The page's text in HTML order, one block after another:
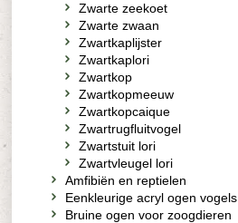
Zwarte zeekoet
Zwarte zwaan
Zwartkaplijster
Zwartkaplori
Zwartkop
Zwartkopmeeuw
Zwartkopcaique
Zwartrugfluitvogel
Zwartstuit lori
Zwartvleugel lori
Amfibiën en reptielen
Eenkleurige acryl ogen vogels
Bruine ogen voor zoogdieren